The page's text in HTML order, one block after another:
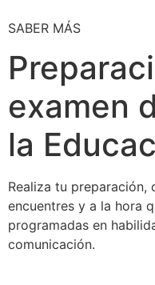
SABER MÁS
examen
la
Realiza tu preparación,
encuentres y a la hora
programadas en
comunicación.